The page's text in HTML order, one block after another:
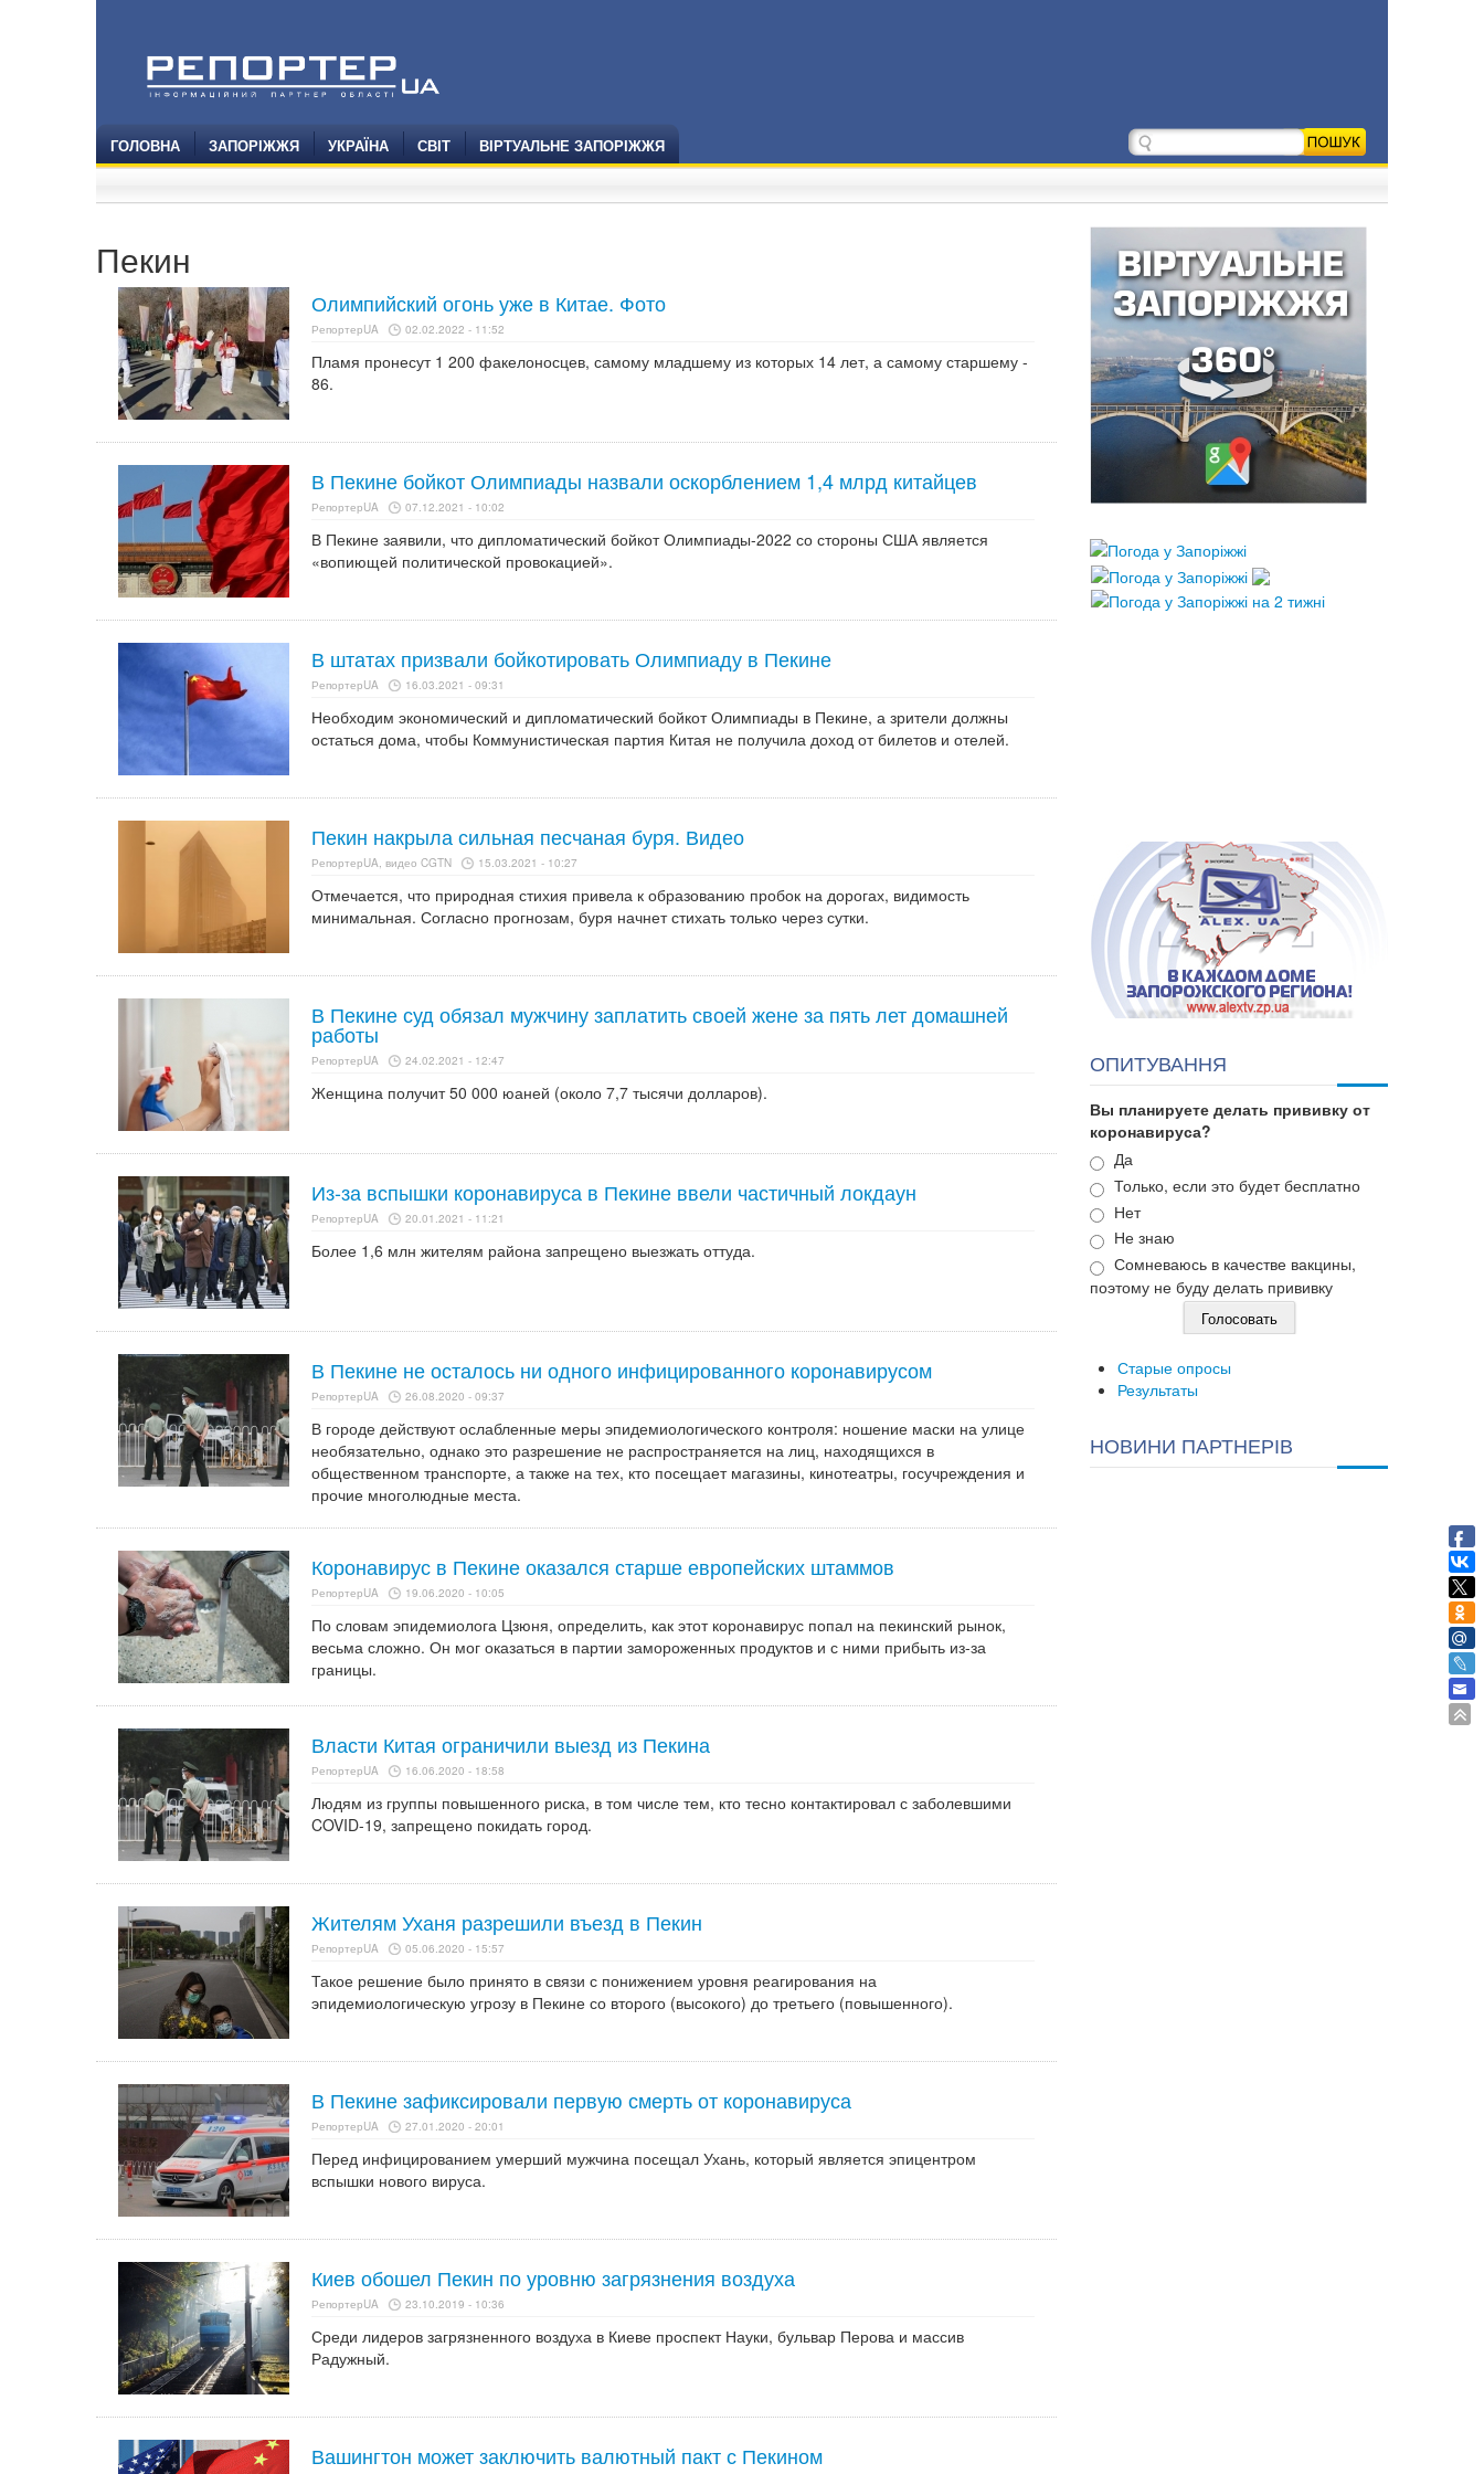
ГОЛОВНА ЗАПОРІЖЖЯ УКРАЇНА СВІТ ВІРТУАЛЬНЕ ЗАПОРІЖЖЯ
Пекин
Олимпийский огонь уже в Китае. Фото
РепортерUA 02.02.2022 - 11:52
Пламя пронесут 1 200 факелоносцев, самому младшему из которых 14 лет, а самому старшему -
86.
В Пекине бойкот Олимпиады назвали оскорблением 1,4 млрд китайцев
РепортерUA 07.12.2021 - 10:02
В Пекине заявили, что дипломатический бойкот Олимпиады-2022 со стороны США является
«вопиющей политической провокацией».
В штатах призвали бойкотировать Олимпиаду в Пекине
РепортерUA 16.03.2021 - 09:31
Необходим экономический и дипломатический бойкот Олимпиады в Пекине, а зрители должны
остаться дома, чтобы Коммунистическая партия Китая не получила доход от билетов и отелей.
Пекин накрыла сильная песчаная буря. Видео
РепортерUA, видео CGTN 15.03.2021 - 10:27
Отмечается, что природная стихия привела к образованию пробок на дорогах, видимость
минимальная. Согласно прогнозам, буря начнет стихать только через сутки.
В Пекине суд обязал мужчину заплатить своей жене за пять лет домашней
работы
РепортерUA 24.02.2021 - 12:47
Женщина получит 50 000 юаней (около 7,7 тысячи долларов).
Из-за вспышки коронавируса в Пекине ввели частичный локдаун
РепортерUA 20.01.2021 - 11:21
Более 1,6 млн жителям района запрещено выезжать оттуда.
В Пекине не осталось ни одного инфицированного коронавирусом
РепортерUA 26.08.2020 - 09:37
В городе действуют ослабленные меры эпидемиологического контроля: ношение маски на улице
необязательно, однако это разрешение не распространяется на лиц, находящихся в
общественном транспорте, а также на тех, кто посещает магазины, кинотеатры, госучреждения и
прочие многолюдные места.
Коронавирус в Пекине оказался старше европейских штаммов
РепортерUA 19.06.2020 - 10:05
По словам эпидемиолога Цзюня, определить, как этот коронавирус попал на пекинский рынок,
весьма сложно. Он мог оказаться в партии замороженных продуктов и с ними прибыть из-за
границы.
Власти Китая ограничили выезд из Пекина
РепортерUA 16.06.2020 - 18:58
Людям из группы повышенного риска, в том числе тем, кто тесно контактировал с заболевшими
COVID-19, запрещено покидать город.
Жителям Уханя разрешили въезд в Пекин
РепортерUA 05.06.2020 - 15:57
Такое решение было принято в связи с понижением уровня реагирования на
эпидемиологическую угрозу в Пекине со второго (высокого) до третьего (повышенного).
В Пекине зафиксировали первую смерть от коронавируса
РепортерUA 27.01.2020 - 20:01
Перед инфицированием умерший мужчина посещал Ухань, который является эпицентром
вспышки нового вируса.
Киев обошел Пекин по уровню загрязнения воздуха
РепортерUA 23.10.2019 - 10:36
Среди лидеров загрязненного воздуха в Киеве проспект Науки, бульвар Перова и массив
Радужный.
Вашингтон может заключить валютный пакт с Пекином
ОПИТУВАННЯ
Вы планируете делать прививку от
коронавируса?
Варианты
Да
Только, если это будет бесплатно
Нет
Не знаю
Сомневаюсь в качестве вакцины,
поэтому не буду делать прививку
Старые опросы
Результаты
НОВИНИ ПАРТНЕРІВ